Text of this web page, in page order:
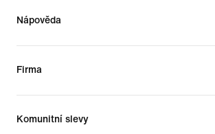
Nápověda
Firma
Komunitní slevy